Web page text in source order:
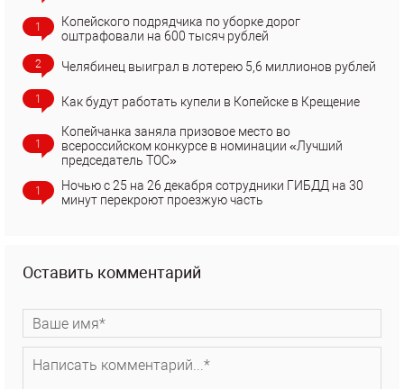
1
Копейского подрядчика по уборке дорог
оштрафовали на 600 тысяч рублей
2 Челябинец выиграл в лотерею 5,6 миллионов рублей
1 Как будут работать купели в Копейске в Крещение
1
Копейчанка заняла призовое место во
всероссийском конкурсе в номинации «Лучший
председатель ТОС»
1
Ночью с 25 на 26 декабря сотрудники ГИБДД на 30
минут перекроют проезжую часть
Оставить комментарий